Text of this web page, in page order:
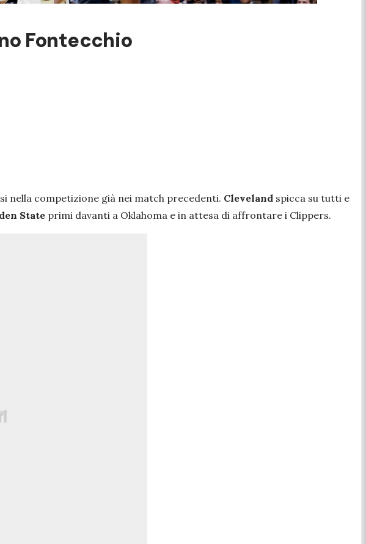
Fontecchio
nella competizione già nei match precedenti. Cleveland spicca su tutti e
State primi davanti a Oklahoma e in attesa di affrontare i Clippers.